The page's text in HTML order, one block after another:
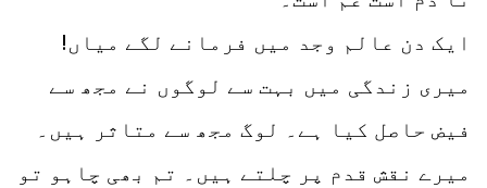
ایک دن عالم وجد میں فرمانے لگے میاں!
میری زندگی میں بہت سے لوگوں نے مجھ سے
فیض حاصل کیا ہے۔ لوگ مجھ سے متاثر ہیں۔
میرے نقش قدم پر چلتے ہیں۔ تم بھی چاہو تو